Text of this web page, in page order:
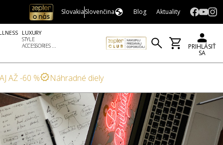
SlovakiaSlovenčina Blog Aktuality
LUXURY
STYLE
ACCESSORIES ...
PRIHLÁSIŤ
SA
AŽ -60 % Náhradné diely